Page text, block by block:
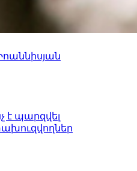
է պարզվել